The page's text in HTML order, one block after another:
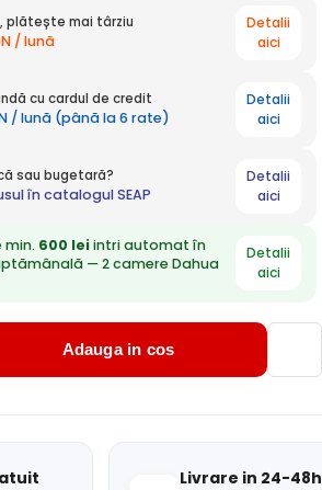
plătește mai târziu
/ lună
Detalii
aici
cu cardul de credit
/ lună (până la 6 rate)
Detalii
aici
sau bugetară?
în catalogul SEAP
Detalii
aici
min. 600 leiintri automat în
— 2 camere Dahua
Detalii
aici
Adauga in cos
Livrare in 24-48h